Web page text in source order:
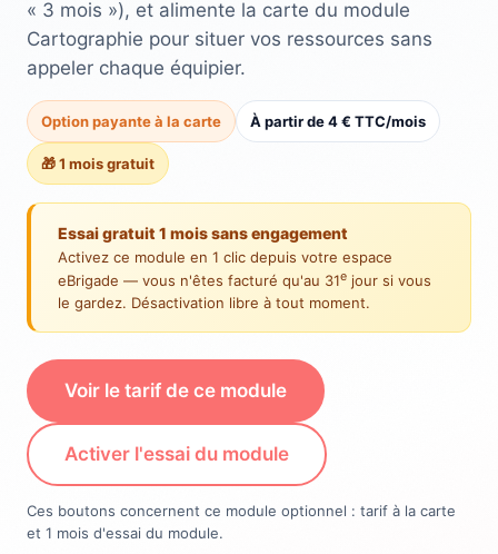
« 3 mois »), et alimente la carte du module
Cartographie pour situer vos ressources sans
appeler chaque équipier.
Option payante à la carte À partir de 4 € TTC/mois
🎁 1 mois gratuit
Essai gratuit 1 mois sans engagement
Activez ce module en 1 clic depuis votre espace
eBrigade — vous n'êtes facturé qu'au 31e jour si vous
le gardez. Désactivation libre à tout moment.
Voir le tarif de ce module
Activer l'essai du module
Ces boutons concernent ce module optionnel : tarif à la carte
et 1 mois d'essai du module.